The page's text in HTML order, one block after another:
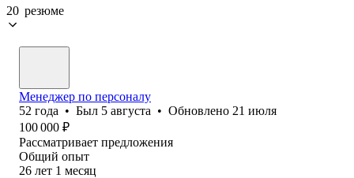
20 резюме
Менеджер по персоналу
52 года • Был 5 августа • Обновлено 21 июля
100 000 ₽
Рассматривает предложения
Общий опыт
26 лет 1 месяц